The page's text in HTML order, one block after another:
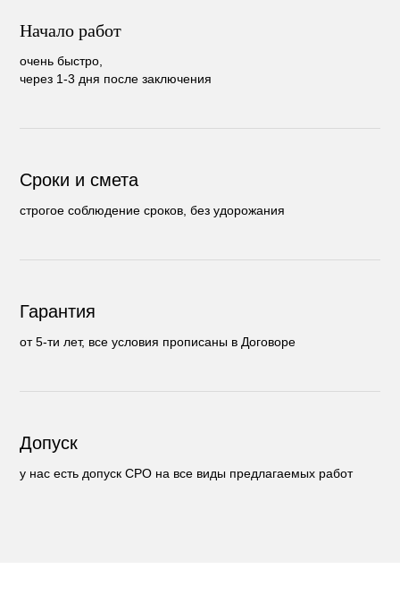
Начало работ
очень быстро,
через 1-3 дня после заключения
Сроки и смета
строгое соблюдение сроков, без удорожания
Гарантия
от 5-ти лет, все условия прописаны в Договоре
Допуск
у нас есть допуск СРО на все виды предлагаемых работ